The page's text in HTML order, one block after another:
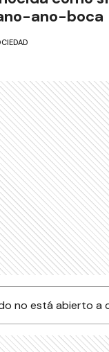
ano-boca
no está abierto a